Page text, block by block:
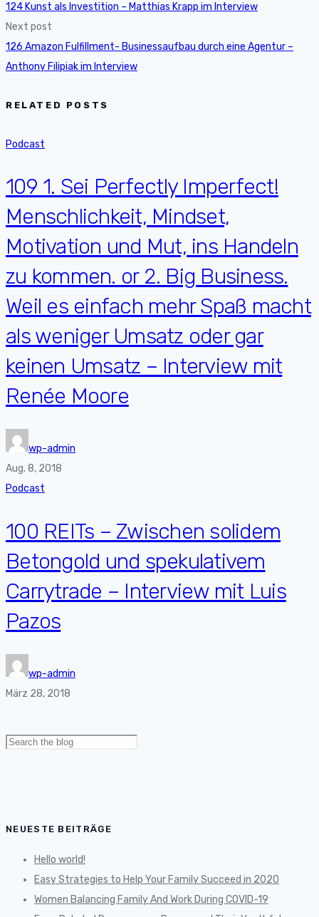
124 Kunst als Investition – Matthias Krapp im Interview
Next post
126 Amazon Fulfillment- Businessaufbau durch eine Agentur –
Anthony Filipiak im Interview
RELATED POSTS
Podcast
109 1. Sei Perfectly Imperfect!
Menschlichkeit, Mindset,
Motivation und Mut, ins Handeln
zu kommen. or 2. Big Business.
Weil es einfach mehr Spaß macht
als weniger Umsatz oder gar
keinen Umsatz – Interview mit
Renée Moore
wp-admin
Aug. 8, 2018
Podcast
100 REITs – Zwischen solidem
Betongold und spekulativem
Carrytrade – Interview mit Luis
Pazos
wp-admin
März 28, 2018
Search
NEUESTE BEITRÄGE
Hello world!
Easy Strategies to Help Your Family Succeed in 2020
Women Balancing Family And Work During COVID-19